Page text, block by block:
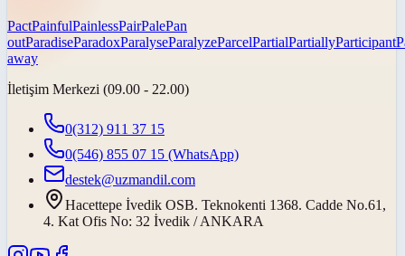
PactPainfulPainlessPairPalePan
outParadiseParadoxParalyseParalyzeParcelPartialPartiallyParticipant
away
İletişim Merkezi (09.00 - 22.00)
0(312) 911 37 15
0(546) 855 07 15 (WhatsApp)
destek@uzmandil.com
Hacettepe İvedik OSB. Teknokenti 1368. Cadde No.61,
4. Kat Ofis No: 32 İvedik / ANKARA